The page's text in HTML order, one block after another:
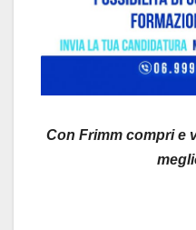
Con Frimm compri e